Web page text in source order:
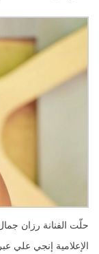
حلّت الفنانة رزان
الإعلامية إنجي علي